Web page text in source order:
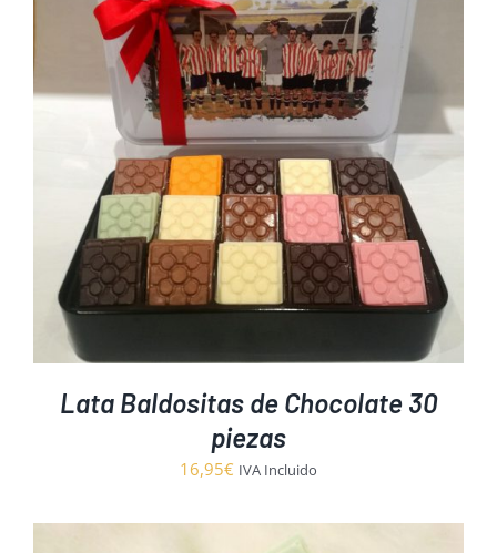
Lata Baldositas de Chocolate 30
piezas
16,95€ IVA Incluido